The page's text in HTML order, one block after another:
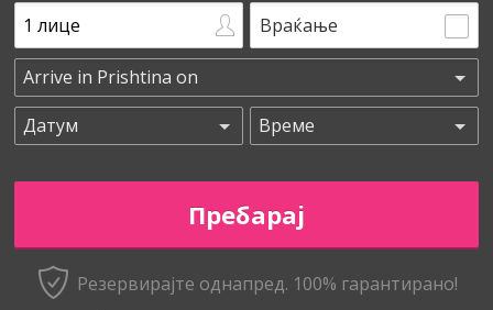
Враќање
Резервирајте однапред. 100% гарантирано!